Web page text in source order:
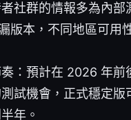
社群的情報多為內部
版本，不同地區可用
：預計在 2026 年前
試機會，正式穩定版
年。